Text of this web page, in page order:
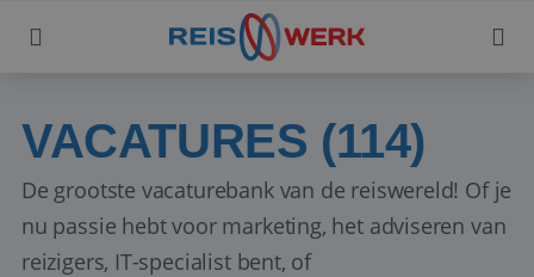
VACATURES (114)
De grootste vacaturebank van de reiswereld! Of je
nu passie hebt voor marketing, het adviseren van
reizigers, IT-specialist bent, of